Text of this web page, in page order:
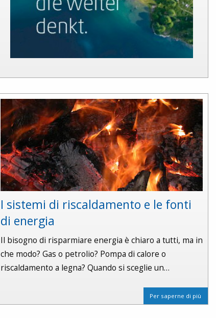
I sistemi di riscaldamento e le fonti
di energia
Il bisogno di risparmiare energia è chiaro a tutti, ma in
che modo? Gas o petrolio? Pompa di calore o
riscaldamento a legna? Quando si sceglie un…
Per saperne di più